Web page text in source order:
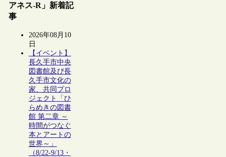
アネス-R」新着記
事
2026年08月10
日
【イベント】
長久手市中央
図書館及び長
久手市文化の
家、共同プロ
ジェクト「ひ
らめきの図書
館 第二章 ～
時間がつなぐ
本とアートの
世界～」
（8/22-9/13・